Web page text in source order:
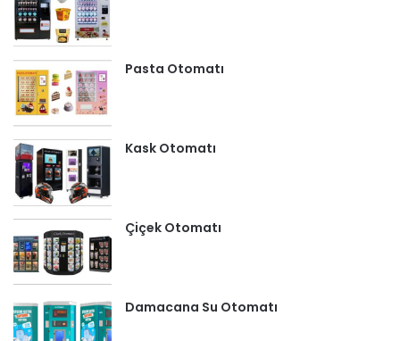
Pasta Otomatı
Kask Otomatı
Çiçek Otomatı
Damacana Su Otomatı